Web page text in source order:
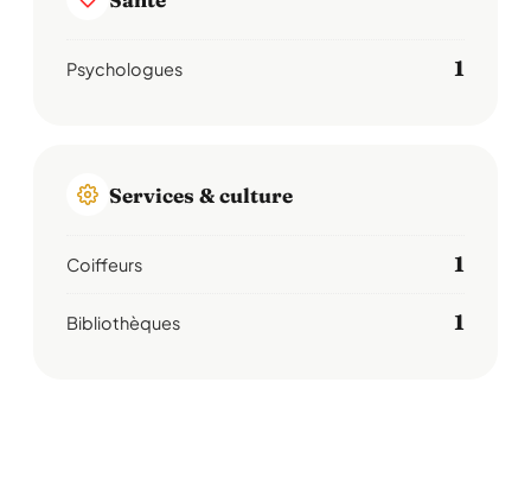
Psychologues 1
Services & culture
Coiffeurs 1
Bibliothèques 1